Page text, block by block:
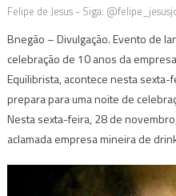
Felipe de Jesus - Siga:
Bnegão – Divulgação. Evento de
celebração de 10 anos da
Equilibrista, acontece nesta
prepara para uma noite de
Nesta sexta-feira, 28 de
aclamada empresa mineira de